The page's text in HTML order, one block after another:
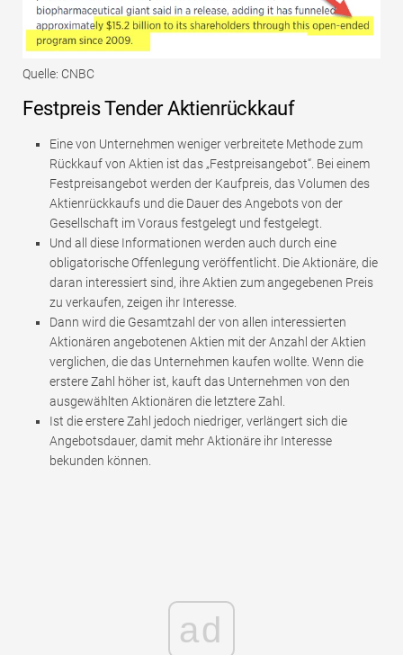
Quelle: CNBC
Festpreis Tender Aktienrückkauf
Eine von Unternehmen weniger verbreitete Methode zum
Rückkauf von Aktien ist das „Festpreisangebot“. Bei einem
Festpreisangebot werden der Kaufpreis, das Volumen des
Aktienrückkaufs und die Dauer des Angebots von der
Gesellschaft im Voraus festgelegt und festgelegt.
Und all diese Informationen werden auch durch eine
obligatorische Offenlegung veröffentlicht. Die Aktionäre, die
daran interessiert sind, ihre Aktien zum angegebenen Preis
zu verkaufen, zeigen ihr Interesse.
Dann wird die Gesamtzahl der von allen interessierten
Aktionären angebotenen Aktien mit der Anzahl der Aktien
verglichen, die das Unternehmen kaufen wollte. Wenn die
erstere Zahl höher ist, kauft das Unternehmen von den
ausgewählten Aktionären die letztere Zahl.
Ist die erstere Zahl jedoch niedriger, verlängert sich die
Angebotsdauer, damit mehr Aktionäre ihr Interesse
bekunden können.
ad